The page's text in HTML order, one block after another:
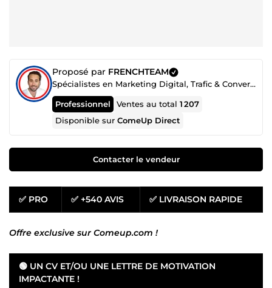
Proposé par FRENCHTEAM
Spécialistes en Marketing Digital, Trafic & Conversion
Professionnel Ventes au total1 207
Disponible surComeUp Direct
Contacter le vendeur
✅ PRO ✅ +540 AVIS ✅ LIVRAISON RAPIDE
Offre exclusive sur Comeup.com !
🟢 UN CV ET/OU UNE LETTRE DE MOTIVATION
IMPACTANTE !